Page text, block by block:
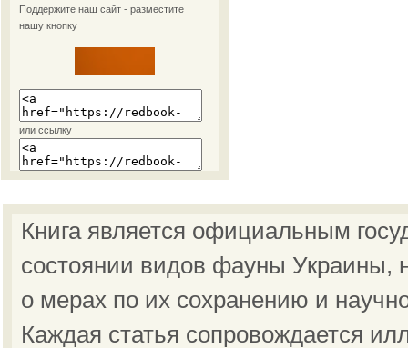
Поддержите наш сайт - разместите
нашу кнопку
или ссылку
Книга является официальным
состоянии видов фауны Украины,
о мерах по их сохранению и
Каждая статья сопровождается